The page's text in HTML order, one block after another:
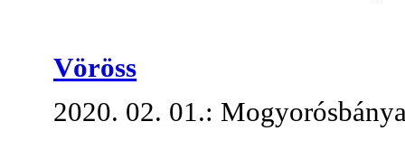
Vöröss
2020. 02. 01.: